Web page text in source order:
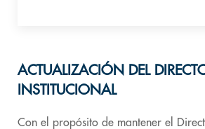
ACTUALIZACIÓN DEL
INSTITUCIONAL
Con el propósito de mantener el